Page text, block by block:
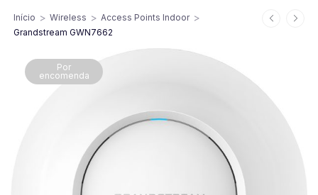
Início > Wireless > Access Points Indoor >
Grandstream GWN7662
Por
encomenda